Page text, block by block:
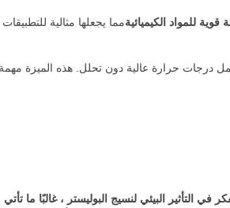
قوية للمواد الكيميائيةمما يجعلها مثالية
في التأثير البيئي لنسيج البوليستر ، غالبًا ما